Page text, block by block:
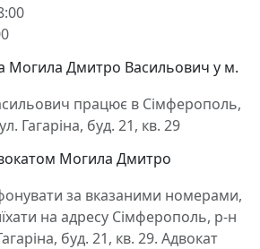
Могила Дмитро Васильович у м.
працює в Сімферополь,
Гагаріна, буд. 21, кв. 29
Могила Дмитро
за вказаними номерами,
на адресу Сімферополь, р-н
буд. 21, кв. 29. Адвокат